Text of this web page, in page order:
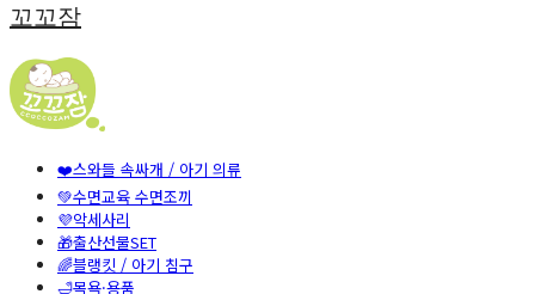
꼬꼬잠
❤️스와들 속싸개 / 아기 의류
💚수면교육 수면조끼
💜악세사리
🎁출산선물SET
🌈블랭킷 / 아기 침구
🛁목욕·용품